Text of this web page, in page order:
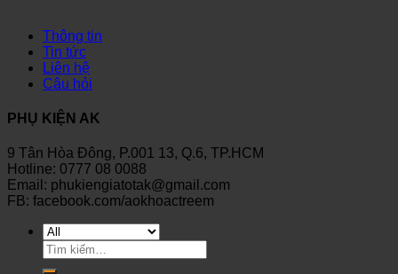
Thông tin
Tin tức
Liên hệ
Câu hỏi
PHỤ KIỆN AK
9 Tân Hòa Đông, P.001 13, Q.6, TP.HCM
Hotline: 0777 08 0088
Email: phukiengiatotak@gmail.com
FB: facebook.com/aokhoactreem
Tìm
kiếm: